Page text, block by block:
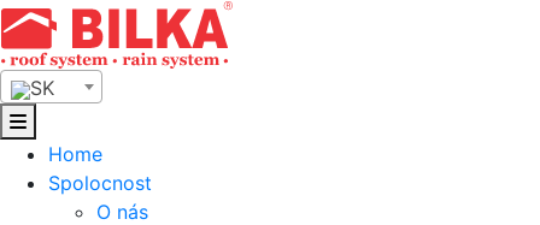
Skip
to
content
SK
Home
Spolocnost
O nás